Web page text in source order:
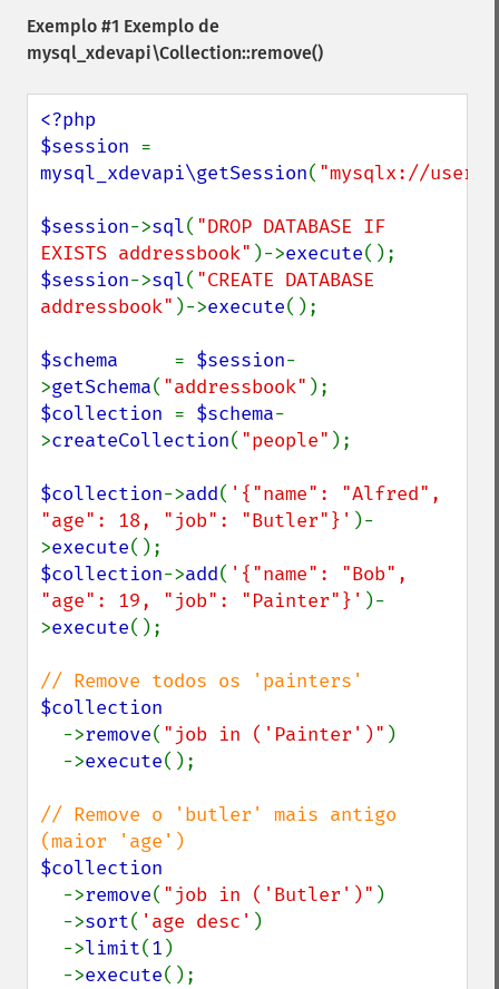
Exemplo #1 Exemplo de
mysql_xdevapi\Collection::remove()
<?php
$session
mysql_xdevapi\getSession( "mysqlx://
$session->sql( "DROP DATABASE IF
EXISTS addressbook" )->execute
$session->sql( "CREATE DATABASE
addressbook" )->execute();
$schema = $session-
>getSchema( "addressbook"
$collection = $schema-
>createCollection( "people" );
$collection->add( '{"name": "Alfred",
"age": 18, "job": "Butler"}' )-
>execute
$collection->add( '{"name": "Bob",
"age": 19, "job": "Painter"}' )-
>execute();
$collection
->remove( "job in ('Painter')" )
  ->
execute();
// Remove o 'butler' mais antigo
$collection
->remove( "job in ('Butler')" )
  ->
sort( 'age desc' )
  ->
limit(1 )
  ->
execute();